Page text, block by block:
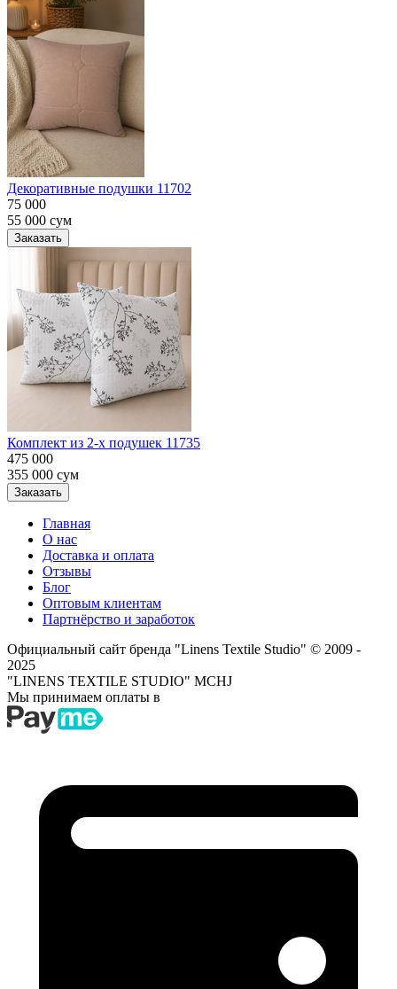
Декоративные подушки 11702
75 000
55 000 сум
Заказать
Комплект из 2-х подушек 11735
475 000
355 000 сум
Заказать
Главная
О нас
Доставка и оплата
Отзывы
Блог
Оптовым клиентам
Партнёрство и заработок
Официальный сайт бренда "Linens Textile Studio" © 2009 -
2025
"LINENS TEXTILE STUDIO" MCHJ
Мы принимаем оплаты в